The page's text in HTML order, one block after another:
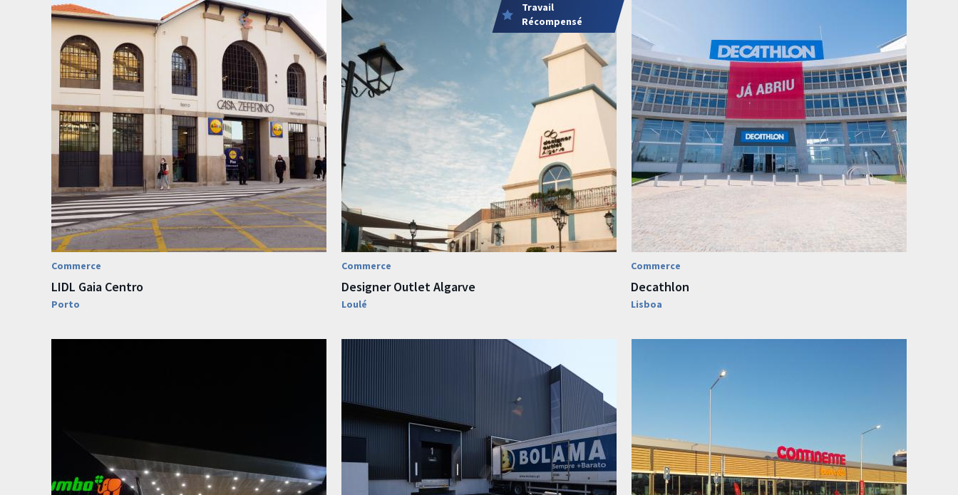
Commerce
LIDL Gaia Centro
Porto
Travail
Récompensé
Commerce
Designer Outlet Algarve
Loulé
Commerce
Decathlon
Lisboa